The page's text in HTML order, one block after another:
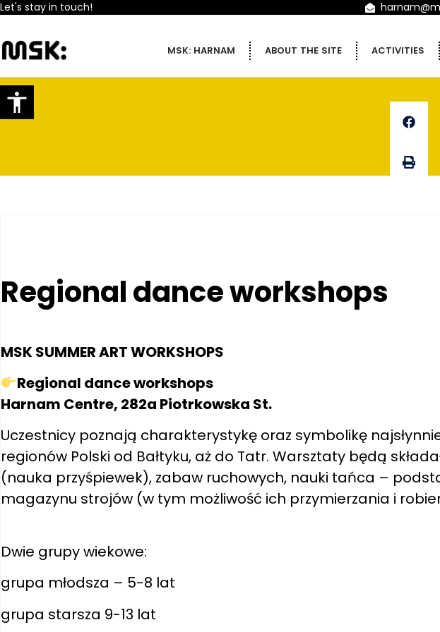
Let's stay in touch!
MSK: HARNAM ABOUT THE SITE ACTIVITIES
Regional dance workshops
MSK SUMMER ART WORKSHOPS
Regional dance workshops
Harnam Centre, 282a Piotrkowska St.
Uczestnicy poznają charakterystykę oraz symbolikę
regionów Polski od Bałtyku, aż do Tatr. Warsztaty będą
(nauka przyśpiewek), zabaw ruchowych, nauki tańca –
magazynu strojów (w tym możliwość ich przymierzania i
Dwie grupy wiekowe:
grupa młodsza – 5-8 lat
grupa starsza 9-13 lat